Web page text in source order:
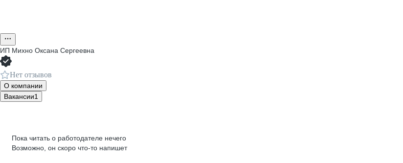
ИП Михно Оксана Сергеевна
Нет отзывов
О компании
Вакансии1
Пока читать о работодателе нечего
Возможно, он скоро что‑то напишет